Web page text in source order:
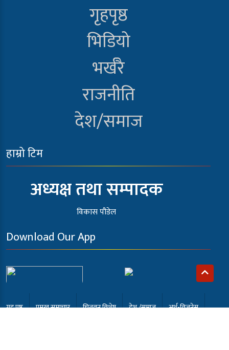
गृहपृष्ठ
भिडियो
भर्खरै
राजनीति
देश/समाज
हाम्रो टिम
अध्यक्ष तथा सम्पादक
विकास पौडेल
Download Our App
गृह पृष्ठ प्रमुख समाचार चितवन विशेष देश /समाज अर्थ-विजनेस